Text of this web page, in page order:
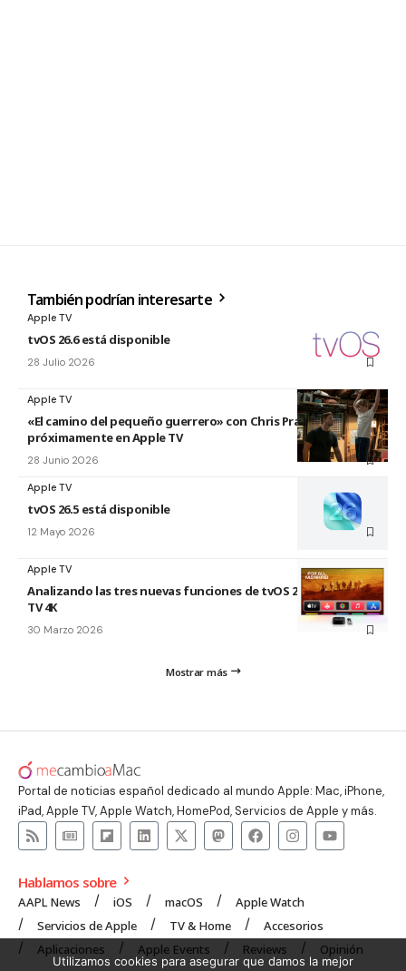
También podrían interesarte
Apple TV
tvOS 26.6 está disponible
28 Julio 2026
Apple TV
«El camino del pequeño guerrero» con Chris Pratt
próximamente en Apple TV
28 Junio 2026
Apple TV
tvOS 26.5 está disponible
12 Mayo 2026
Apple TV
Analizando las tres nuevas funciones de tvOS 26.4 para Apple
TV 4K
30 Marzo 2026
Mostrar más
Portal de noticias español dedicado al mundo Apple: Mac, iPhone,
iPad, Apple TV, Apple Watch, HomePod, Servicios de Apple y más.
Hablamos sobre
AAPL News iOS macOS
Apple Watch
Servicios de Apple
TV & Home
Accesorios
Aplicaciones
Apple Events Reviews Opinión
Utilizamos cookies para asegurar que damos la mejor